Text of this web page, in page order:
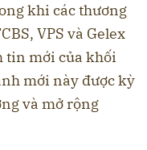
khi các thương
VPS và Gelex
tin mới của khối
mới này được kỳ
và mở rộng